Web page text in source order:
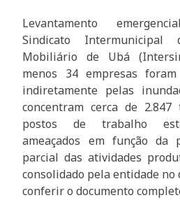
Levantamento
Sindicato
Mobiliário de Ubá
menos 34 empresas
indiretamente pelas
concentram cerca de 2.847
postos de trabalho
ameaçados em função da
parcial das atividades
consolidado pela entidade no
conferir o documento